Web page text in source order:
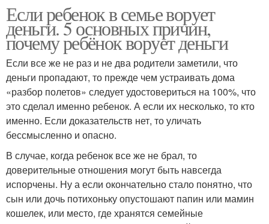
Если ребенок в семье ворует
деньги. 5 основных причин,
почему ребёнок ворует деньги
Если все же не раз и не два родители заметили, что
деньги пропадают, то прежде чем устраивать дома
«разбор полетов» следует удостовериться на 100%, что
это сделал именно ребенок. А если их несколько, то кто
именно. Если доказательств нет, то уличать
бессмысленно и опасно.
В случае, когда ребенок все же не брал, то
доверительные отношения могут быть навсегда
испорчены. Ну а если окончательно стало понятно, что
сын или дочь потихоньку опустошают папин или мамин
кошелек, или место, где хранятся семейные